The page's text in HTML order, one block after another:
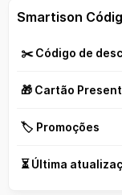
Smartison
✂️ Código de
🎁 Cartão
🏷️ Promoções
⏳ Última